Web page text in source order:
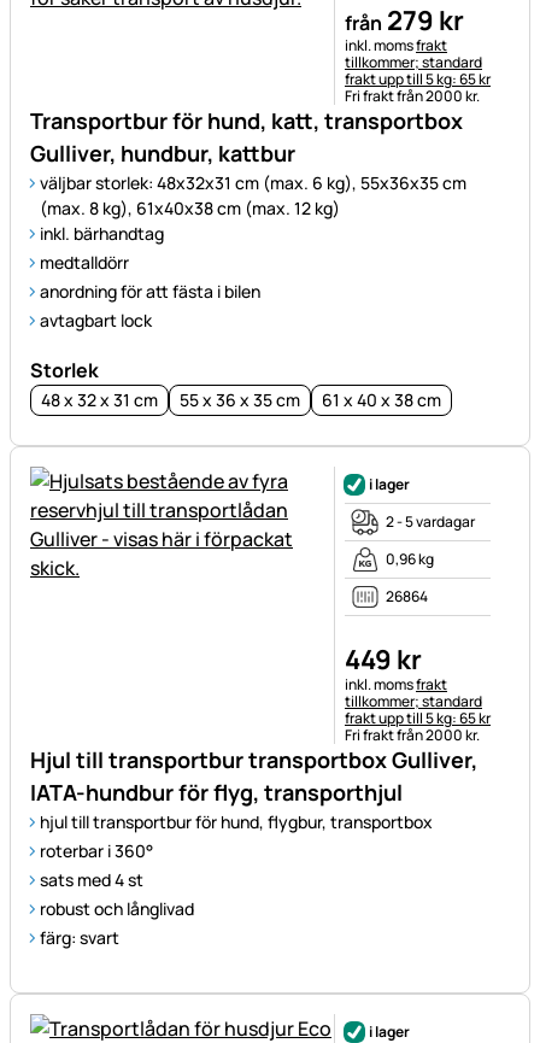
Transportbur för hund, katt, transportbox
Gulliver, hundbur, kattbur
väljbar storlek: 48x32x31 cm (max. 6 kg), 55x36x35 cm
(max. 8 kg), 61x40x38 cm (max. 12 kg)
inkl. bärhandtag
medtalldörr
anordning för att fästa i bilen
avtagbart lock
Storlek
48 x 32 x 31 cm 55 x 36 x 35 cm 61 x 40 x 38 cm
från 279 kr
Skatteinformation:
inkl. momsfrakt
tillkommer; standard
frakt upp till 5 kg: 65 kr
Fri frakt från 2000 kr.
Hjul till transportbur transportbox Gulliver,
IATA-hundbur för flyg, transporthjul
hjul till transportbur för hund, flygbur, transportbox
roterbar i 360°
sats med 4 st
robust och långlivad
färg: svart
i lager
2 - 5 vardagar
0,96 kg
26864
449 kr
Skatteinformation:
inkl. momsfrakt
tillkommer; standard
frakt upp till 5 kg: 65 kr
Fri frakt från 2000 kr.
i lager